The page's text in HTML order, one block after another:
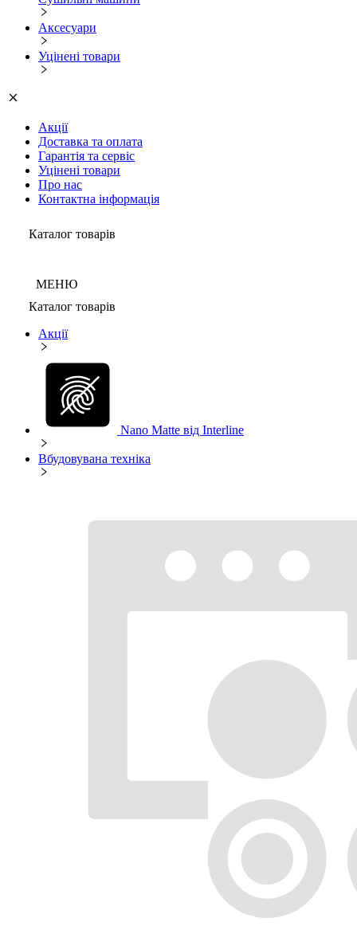
Аксесуари
Уцінені товари
Акції
Доставка та оплата
Гарантія та сервіс
Уцінені товари
Про нас
Контактна інформація
Каталог товарів
МЕНЮ
Каталог товарів
Акції
Nano Matte від Interline
Вбудовувана техніка